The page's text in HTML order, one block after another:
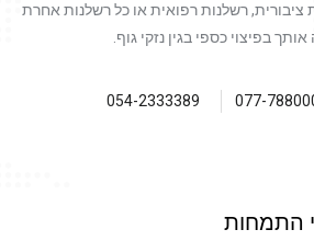
ציבורית, רשלנות רפואית או כל רשלנות אחרת
בפיצוי כספי בגין נזקי גוף.
077-
054-2333389
התמחות